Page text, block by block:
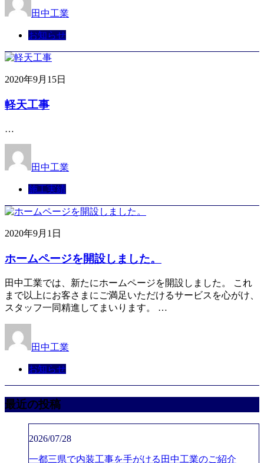
田中工業
お知らせ
2020年9月15日
軽天工事
…
田中工業
施工実績
2020年9月1日
ホームページを開設しました。
田中工業では、新たにホームページを開設しました。 これ
まで以上にお客さまにご満足いただけるサービスを心がけ、
スタッフ一同精進してまいります。 …
田中工業
お知らせ
最近の投稿
2026/07/28
一都三県で内装工事を手がける田中工業のご紹介